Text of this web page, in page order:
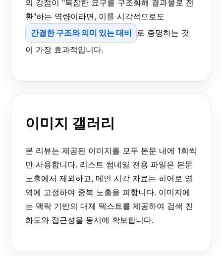
의 강점이 "복잡한 요구를 구조화해 결과물로 전
환"하는 역량이라면, 이를 시각적으로도
간결한 구조와 의미 있는 대비
로 증명하는 것
이 가장 효과적입니다.
이미지 갤러리
본 리뷰는 제공된 이미지를 모두 본문 내에 1회씩
만 사용합니다. 리스트 썸네일 전용 파일은 본문
노출에서 제외하고, 메인 시각 자료는 히어로 영
역에 고정하여 중복 노출을 피합니다. 이미지에
는 맥락 기반의 대체 텍스트를 제공하여 검색 친
화도와 접근성을 동시에 확보합니다.